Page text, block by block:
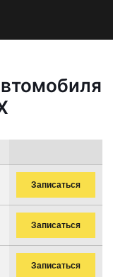
Записаться
Записаться
Записаться